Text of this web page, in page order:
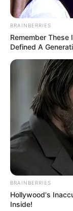
BRAINBERRIES
Remember These
Defined A
BRAINBERRIES
Hollywood's
Inside!